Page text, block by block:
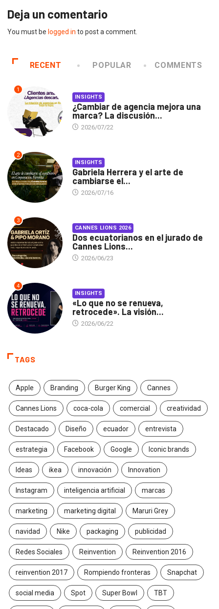
Deja un comentario
You must be logged in to post a comment.
RECENT POPULAR COMMENTS
1
INSIGHTS
¿Cambiar de agencia mejora una
marca? La discusión...
2026/07/22
2
INSIGHTS
Gabriela Herrera y el arte de
cambiarse el...
2026/07/16
3
CANNES LIONS 2026
Dos ecuatorianos en el jurado de
Cannes Lions...
2026/06/23
4
INSIGHTS
«Lo que no se renueva,
retrocede». La visión...
2026/06/22
TAGS
Apple Branding Burger King Cannes
Cannes Lions coca-cola comercial creatividad
Destacado Diseño ecuador entrevista
estrategia Facebook Google Iconic brands
Ideas ikea innovación Innovation
Instagram inteligencia artificial marcas
marketing marketing digital Maruri Grey
navidad Nike packaging publicidad
Redes Sociales Reinvention Reinvention 2016
reinvention 2017 Rompiendo fronteras Snapchat
social media Spot Super Bowl TBT